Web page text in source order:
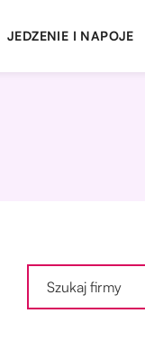
JEDZENIE I NAPOJE